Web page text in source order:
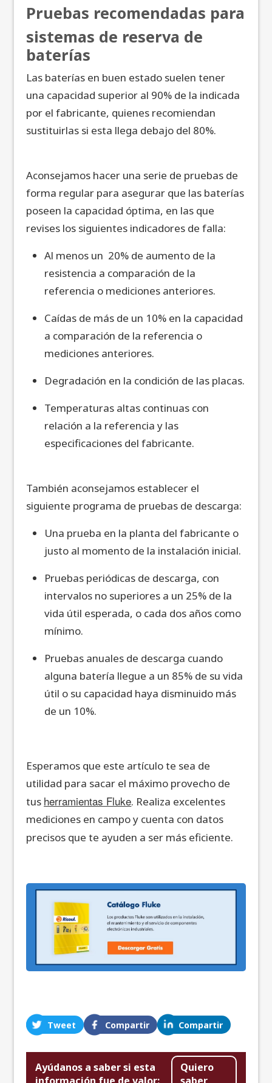
Pruebas recomendadas para
sistemas de reserva de
baterías
Las baterías en buen estado suelen tener
una capacidad superior al 90% de la indicada
por el fabricante, quienes recomiendan
sustituirlas si esta llega debajo del 80%.
Aconsejamos hacer una serie de pruebas de
forma regular para asegurar que las baterías
poseen la capacidad óptima, en las que
revises los siguientes indicadores de falla:
Al menos un 20% de aumento de la
resistencia a comparación de la
referencia o mediciones anteriores.
Caídas de más de un 10% en la capacidad
a comparación de la referencia o
mediciones anteriores.
Degradación en la condición de las placas.
Temperaturas altas continuas con
relación a la referencia y las
especificaciones del fabricante.
También aconsejamos establecer el
siguiente programa de pruebas de descarga:
Una prueba en la planta del fabricante o
justo al momento de la instalación inicial.
Pruebas periódicas de descarga, con
intervalos no superiores a un 25% de la
vida útil esperada, o cada dos años como
mínimo.
Pruebas anuales de descarga cuando
alguna batería llegue a un 85% de su vida
útil o su capacidad haya disminuido más
de un 10%.
Esperamos que este artículo te sea de
utilidad para sacar el máximo provecho de
tus herramientas Fluke. Realiza excelentes
mediciones en campo y cuenta con datos
precisos que te ayuden a ser más eficiente.
Tweet Compartir Compartir
Ayúdanos a saber si esta
Quiero